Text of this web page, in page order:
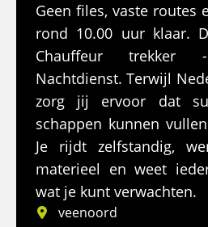
Geen files, vaste routes
rond 10.00 uur klaar.
Chauffeur
Nachtdienst. Terwijl
zorg jij ervoor dat
schappen kunnen
Je rijdt zelfstandig,
materieel en weet
wat je kunt verwachten.
veenoord